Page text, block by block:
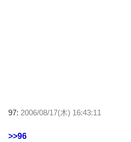
97: 2006/08/17(木) 16:43:11
>>96